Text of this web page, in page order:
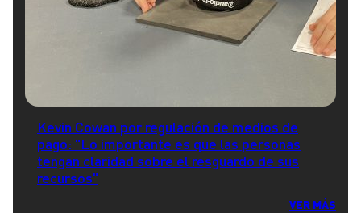
Kevin Cowan por regulación de medios de
pago: "Lo importante es que las personas
tengan claridad sobre el resguardo de sus
recursos"
VER MÁS